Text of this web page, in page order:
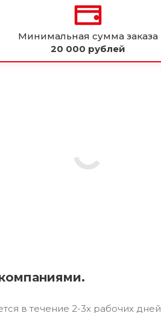
Минимальная сумма заказа
20 000 рублей
в течение 2-3х рабочих